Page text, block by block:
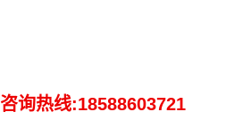
咨询热线:18588603721